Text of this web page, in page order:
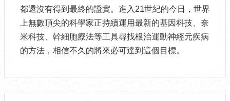
都還沒有得到最終的證實。進入21世紀的今日，世界
上無數頂尖的科學家正持續運用最新的基因科技、奈
米科技、幹細胞療法等工具尋找根治運動神經元疾病
的方法，相信不久的將來必可達到這個目標。